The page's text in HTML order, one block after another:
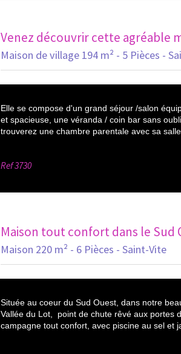
Venez découvrir cette agréable
Maison de village 194 m² - 5 Pièces -
Elle se compose d'un grand séjour /salon
et spacieuse, une véranda / coin bar sans
trouverez une chambre parentale avec sa
Ref3730
Maison tout confort dans le Sud
Maison 220 m² - 6 Pièces - Saint-Vite
Située au coeur du Sud Ouest, dans notre
Vallée du Lot, point de chute rêvé aux portes
campagne tout confort, avec piscine au sel et